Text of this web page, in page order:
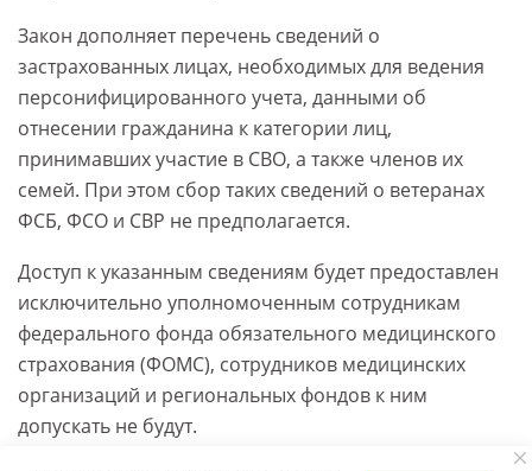
Закон дополняет перечень сведений о
застрахованных лицах, необходимых для ведения
персонифицированного учета, данными об
отнесении гражданина к категории лиц,
принимавших участие в СВО, а также членов их
семей. При этом сбор таких сведений о ветеранах
ФСБ, ФСО и СВР не предполагается.
Доступ к указанным сведениям будет предоставлен
исключительно уполномоченным сотрудникам
федерального фонда обязательного медицинского
страхования (ФОМС), сотрудников медицинских
организаций и региональных фондов к ним
допускать не будут.